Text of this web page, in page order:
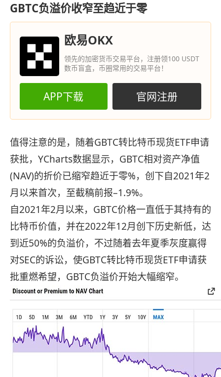
GBTC负溢价收窄至趋近于零
欧易OKX
领先的加密货币交易平台，注册领100 USDT
数币盲盒，币圈常用的交易平台！
APP下载 官网注册
值得注意的是，随着GBTC转比特币现货ETF申请
获批，YCharts数据显示，GBTC相对资产净值
(NAV)的折价已缩窄趋近于零%，创下自2021年2
月以来首次，至截稿前报–1.9%。
自2021年2月以来，GBTC价格一直低于其持有的
比特币价值，并在2022年12月创下历史新低，达
到近50%的负溢价，不过随着去年夏季灰度赢得
对SEC的诉讼，使GBTC转比特币现货ETF申请获
批重燃希望，GBTC负溢价开始大幅缩窄。